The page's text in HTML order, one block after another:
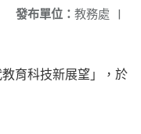
發布單位： 教務處 |
育科技新展望」，於